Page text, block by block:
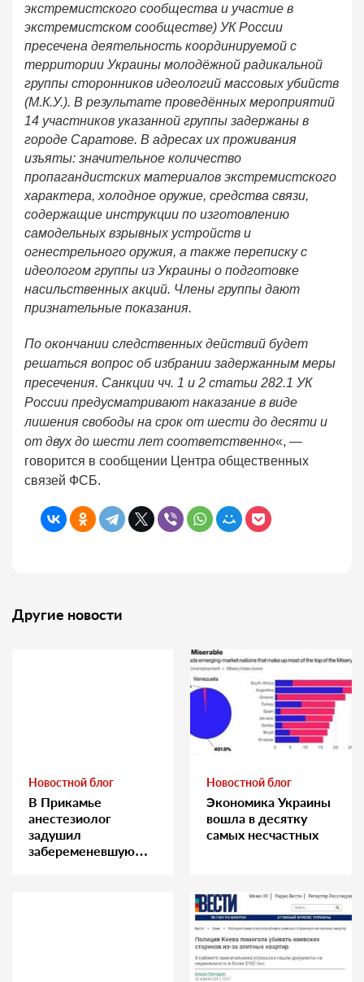
экстремистского сообщества и участие в
экстремистском сообществе) УК России
пресечена деятельность координируемой с
территории Украины молодёжной радикальной
группы сторонников идеологий массовых убийств
(М.К.У.). В результате проведённых мероприятий
14 участников указанной группы задержаны в
городе Саратове. В адресах их проживания
изъяты: значительное количество
пропагандистских материалов экстремистского
характера, холодное оружие, средства связи,
содержащие инструкции по изготовлению
самодельных взрывных устройств и
огнестрельного оружия, а также переписку с
идеологом группы из Украины о подготовке
насильственных акций. Члены группы дают
признательные показания.
По окончании следственных действий будет
решаться вопрос об избрании задержанным меры
пресечения. Санкции чч. 1 и 2 статьи 282.1 УК
России предусматривают наказание в виде
лишения свободы на срок от шести до десяти и
от двух до шести лет соответственно«, —
говорится в сообщении Центра общественных
связей ФСБ.
Другие новости
Новостной блог
В Прикамье
анестезиолог
задушил
забеременевшую
Новостной блог
Экономика Украины
вошла в десятку
самых несчастных